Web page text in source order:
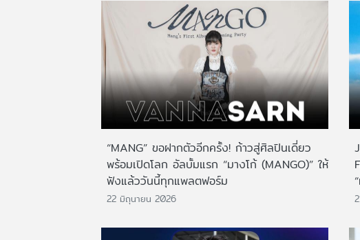
“MANG” ขอฝากตัวอีกครั้ง! ก้าวสู่ศิลปินเดี่ยว
พร้อมเปิดโลก อัลบั้มแรก “มางโก้ (MANGO)” ให้
ฟังแล้ววันนี้ทุกแพลตฟอร์ม
22 มิถุนายน 2026